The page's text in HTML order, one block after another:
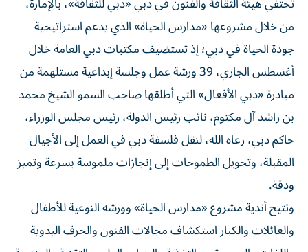
من خلال مشروعها «مدارس الحياة» الذي يدعم استراتيجية
جودة الحياة في دبي؛ إذ تستضيف مكتبات دبي العامة خلال
أغسطس الجاري، 39 ورشة عمل وجلسة إبداعية مستلهمة من
مبادرة «دبي الأفعال» التي أطلقها صاحب السمو الشيخ محمد
بن راشد آل مكتوم، نائب رئيس الدولة، رئيس مجلس الوزراء،
حاكم دبي، رعاه الله، لنقل فلسفة دبي في العمل إلى الأجيال
المقبلة، وتحويل الطموحات إلى إنجازات ملموسة بسرعة وتميز
ودقة.
وتتيح أندية مشروع «مدارس الحياة» وورشه النوعية للأطفال
والعائلات والكبار استكشاف مجالات الفنون والحرف اليدوية
واللغات والموسيقى والتغذية والخط، والعلوم والتقنية والهندسة